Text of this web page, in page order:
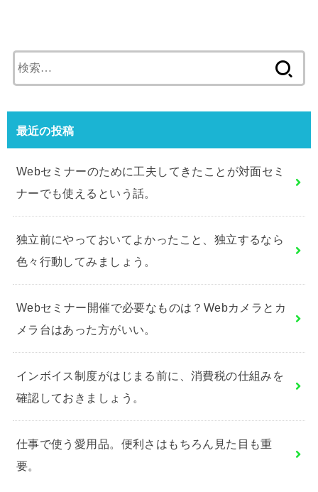
索:
最近の投稿
Webセミナーのために工夫してきたことが対面セミ
ナーでも使えるという話。
独立前にやっておいてよかったこと、独立するなら
色々行動してみましょう。
Webセミナー開催で必要なものは？Webカメラとカ
メラ台はあった方がいい。
インボイス制度がはじまる前に、消費税の仕組みを
確認しておきましょう。
仕事で使う愛用品。便利さはもちろん見た目も重
要。